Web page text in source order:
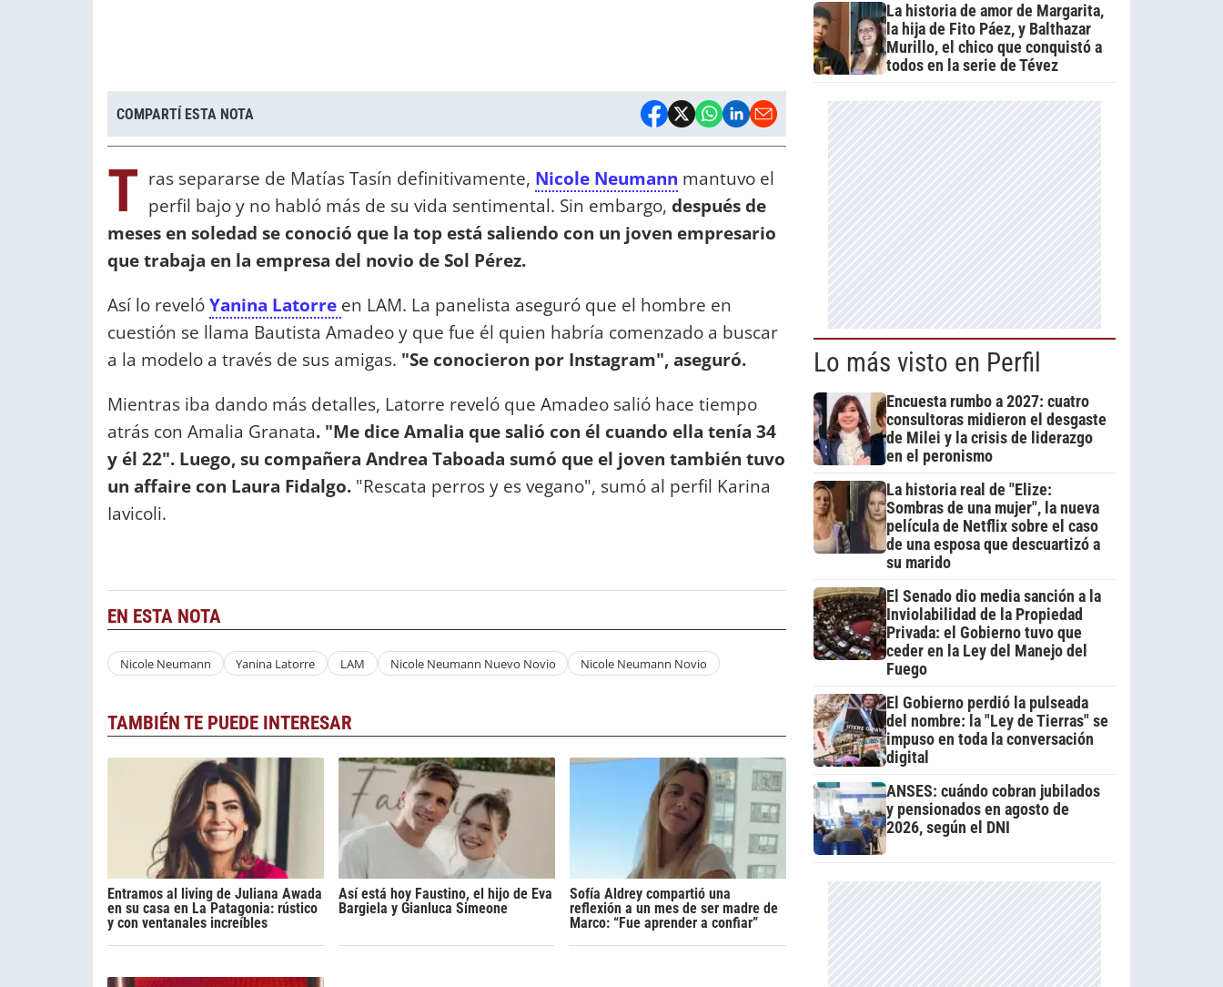
COMPARTÍ ESTA NOTA
T ras separarse de Matías Tasín definitivamente, Nicole Neumann mantuvo el
perfil bajo y no habló más de su vida sentimental. Sin embargo, después de
meses en soledad se conoció que la top está saliendo con un joven empresario
que trabaja en la empresa del novio de Sol Pérez.
Así lo revelóYanina Latorre en LAM. La panelista aseguró que el hombre en
cuestión se llama Bautista Amadeo y que fue él quien habría comenzado a buscar
a la modelo a través de sus amigas. "Se conocieron por Instagram", aseguró.
Mientras iba dando más detalles, Latorre reveló que Amadeo salió hace tiempo
atrás con Amalia Granata. "Me dice Amalia que salió con él cuando ella tenía 34
y él 22". Luego, su compañera Andrea Taboada sumó que el joven también tuvo
un affaire con Laura Fidalgo. "Rescata perros y es vegano", sumó al perfil Karina
Iavicoli.
EN ESTA NOTA
Nicole Neumann Yanina Latorre LAM Nicole Neumann Nuevo Novio Nicole Neumann Novio
TAMBIÉN TE PUEDE INTERESAR
Entramos al living de Juliana Awada
en su casa en La Patagonia: rústico
y con ventanales increíbles
Así está hoy Faustino, el hijo de Eva
Bargiela y Gianluca Simeone
Sofía Aldrey compartió una
reflexión a un mes de ser madre de
Marco: “Fue aprender a confiar”
La historia de amor de Margarita,
la hija de Fito Páez, y Balthazar
Murillo, el chico que conquistó a
todos en la serie de Tévez
Lo más visto en Perfil
Encuesta rumbo a 2027: cuatro
consultoras midieron el desgaste
de Milei y la crisis de liderazgo
en el peronismo
La historia real de "Elize:
Sombras de una mujer", la nueva
película de Netflix sobre el caso
de una esposa que descuartizó a
su marido
El Senado dio media sanción a la
Inviolabilidad de la Propiedad
Privada: el Gobierno tuvo que
ceder en la Ley del Manejo del
Fuego
El Gobierno perdió la pulseada
del nombre: la "Ley de Tierras" se
impuso en toda la conversación
digital
ANSES: cuándo cobran jubilados
y pensionados en agosto de
2026, según el DNI